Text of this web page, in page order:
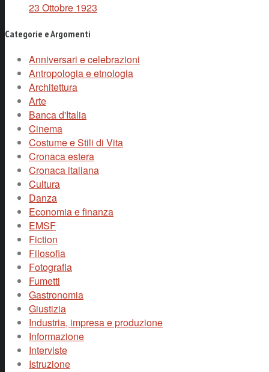
23 Ottobre 1923
Categorie e Argomenti
Anniversari e celebrazioni
Antropologia e etnologia
Architettura
Arte
Banca d'Italia
Cinema
Costume e Stili di Vita
Cronaca estera
Cronaca italiana
Cultura
Danza
Economia e finanza
EMSF
Fiction
Filosofia
Fotografia
Fumetti
Gastronomia
Giustizia
Industria, impresa e produzione
Informazione
Interviste
Istruzione